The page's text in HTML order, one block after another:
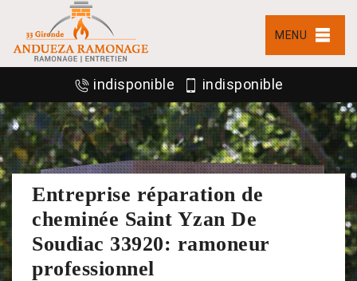
MENU
indisponible indisponible
Entreprise réparation de
cheminée Saint Yzan De
Soudiac 33920: ramoneur
professionnel